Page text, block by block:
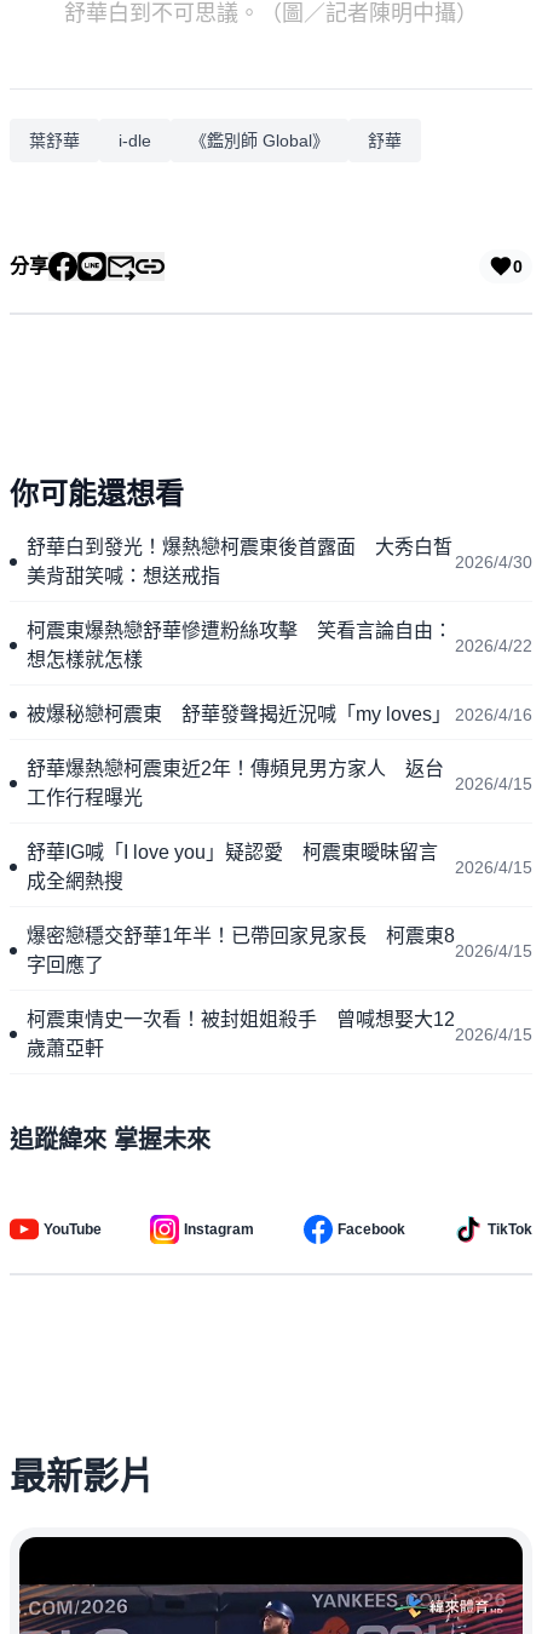
舒華白到不可思議。（圖／記者陳明中攝）
葉舒華 i-dle 《鑑別師 Global》 舒華
分享 0
你可能還想看
舒華白到發光！爆熱戀柯震東後首露面 大秀白皙
美背甜笑喊：想送戒指
2026/4/30
柯震東爆熱戀舒華慘遭粉絲攻擊 笑看言論自由：
想怎樣就怎樣
2026/4/22
被爆秘戀柯震東 舒華發聲揭近況喊「my loves」 2026/4/16
舒華爆熱戀柯震東近2年！傳頻見男方家人 返台
工作行程曝光
2026/4/15
舒華IG喊「I love you」疑認愛 柯震東曖昧留言
成全網熱搜
2026/4/15
爆密戀穩交舒華1年半！已帶回家見家長 柯震東8
字回應了
2026/4/15
柯震東情史一次看！被封姐姐殺手 曾喊想娶大12
歲蕭亞軒
2026/4/15
追蹤緯來 掌握未來
YouTube Instagram Facebook TikTok
最新影片